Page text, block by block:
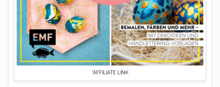
*AFFILIATE LINK